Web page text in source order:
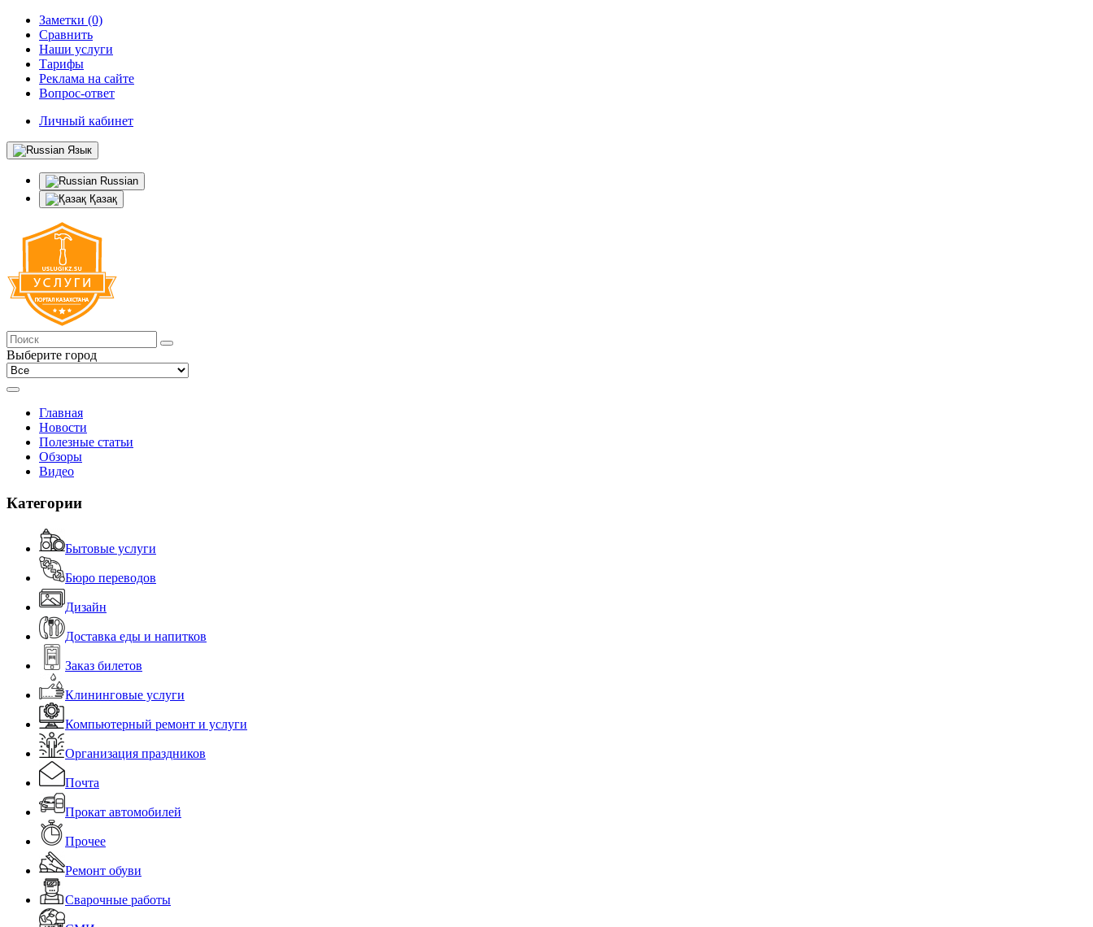
Заметки (0)
Сравнить
Наши услуги
Тарифы
Реклама на сайте
Вопрос-ответ
Личный кабинет
Язык
Russian
Қазақ
Выберите город
Главная
Новости
Полезные статьи
Обзоры
Видео
Категории
Бытовые услуги
Бюро переводов
Дизайн
Доставка еды и напитков
Заказ билетов
Клининговые услуги
Компьютерный ремонт и услуги
Организация праздников
Почта
Прокат автомобилей
Прочее
Ремонт обуви
Сварочные работы